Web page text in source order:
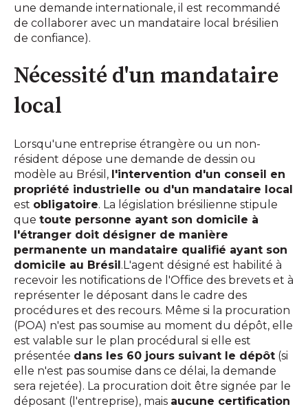
une demande internationale, il est recommandé
de collaborer avec un mandataire local brésilien
de confiance).
Nécessité d'un mandataire
local
Lorsqu'une entreprise étrangère ou un non-
résident dépose une demande de dessin ou
modèle au Brésil, l'intervention d'un conseil en
propriété industrielle ou d'un mandataire local
est obligatoire. La législation brésilienne stipule
que toute personne ayant son domicile à
l'étranger doit désigner de manière
permanente un mandataire qualifié ayant son
domicile au Brésil .L'agent désigné est habilité à
recevoir les notifications de l'Office des brevets et à
représenter le déposant dans le cadre des
procédures et des recours. Même si la procuration
(POA) n'est pas soumise au moment du dépôt, elle
est valable sur le plan procédural si elle est
présentée dans les 60 jours suivant le dépôt (si
elle n'est pas soumise dans ce délai, la demande
sera rejetée). La procuration doit être signée par le
déposant (l'entreprise), mais aucune certification